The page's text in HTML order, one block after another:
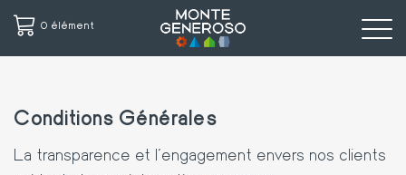
contenu
0 élément
Conditions Générales
La transparence et l'engagement envers nos clients